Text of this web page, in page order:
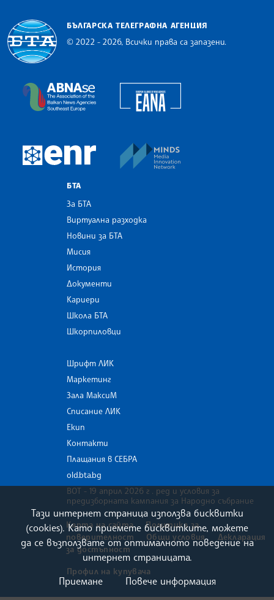
БЪЛГАРСКА ТЕЛЕГРАФНА АГЕНЦИЯ
© 2022 - 2026, Всички права са запазени.
The Assocoation of the Balkan News Agencies
European Newsroom
БТА
За БТА
Виртуална разходка
Новини за БТА
Мисия
История
Документи
Кариери
Школа БТА
Шкорпиловци
Шрифт ЛИК
Маркетинг
Зала МаксиМ
Списание ЛИК
Екип
Контакти
Плащания в СЕБРА
old.bta.bg
ВОТ - 19 април 2026 г . ред и условия за
предизборната кампания за Народно събрание
Карта на сайта
Политика за
поверителност
Общи условия
Декларация
за достъпност
Профил на купувача
Тази интернет страница използва бисквитки
(cookies). Като приемете бисквитките, можете
да се възползвате от оптималното поведение на
интернет страницата.
Приемане
Повече информация